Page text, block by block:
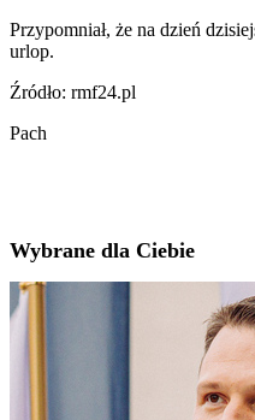
Przypomniał, że na dzień
urlop.
Źródło: rmf24.pl
Pach
Wybrane dla Ciebie